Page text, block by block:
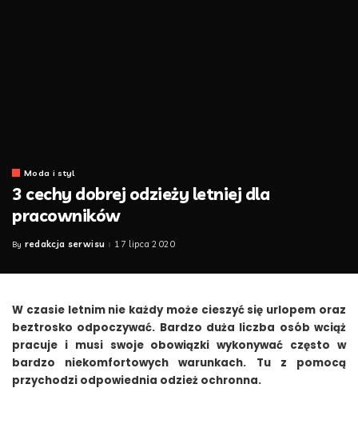
Moda i styl
3 cechy dobrej odzieży letniej dla
pracowników
Posted
By redakcja serwisu 17 lipca 2020
W czasie letnim nie każdy może cieszyć się urlopem oraz
beztrosko odpoczywać. Bardzo duża liczba osób wciąż
pracuje i musi swoje obowiązki wykonywać często w
bardzo niekomfortowych warunkach. Tu z pomocą
przychodzi odpowiednia odzież ochronna.